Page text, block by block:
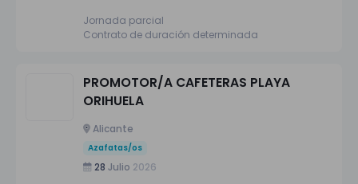
Jornada parcial
Contrato de duración determinada
PROMOTOR/A CAFETERAS PLAYA
ORIHUELA
Alicante
Azafatas/os
28 Julio 2026